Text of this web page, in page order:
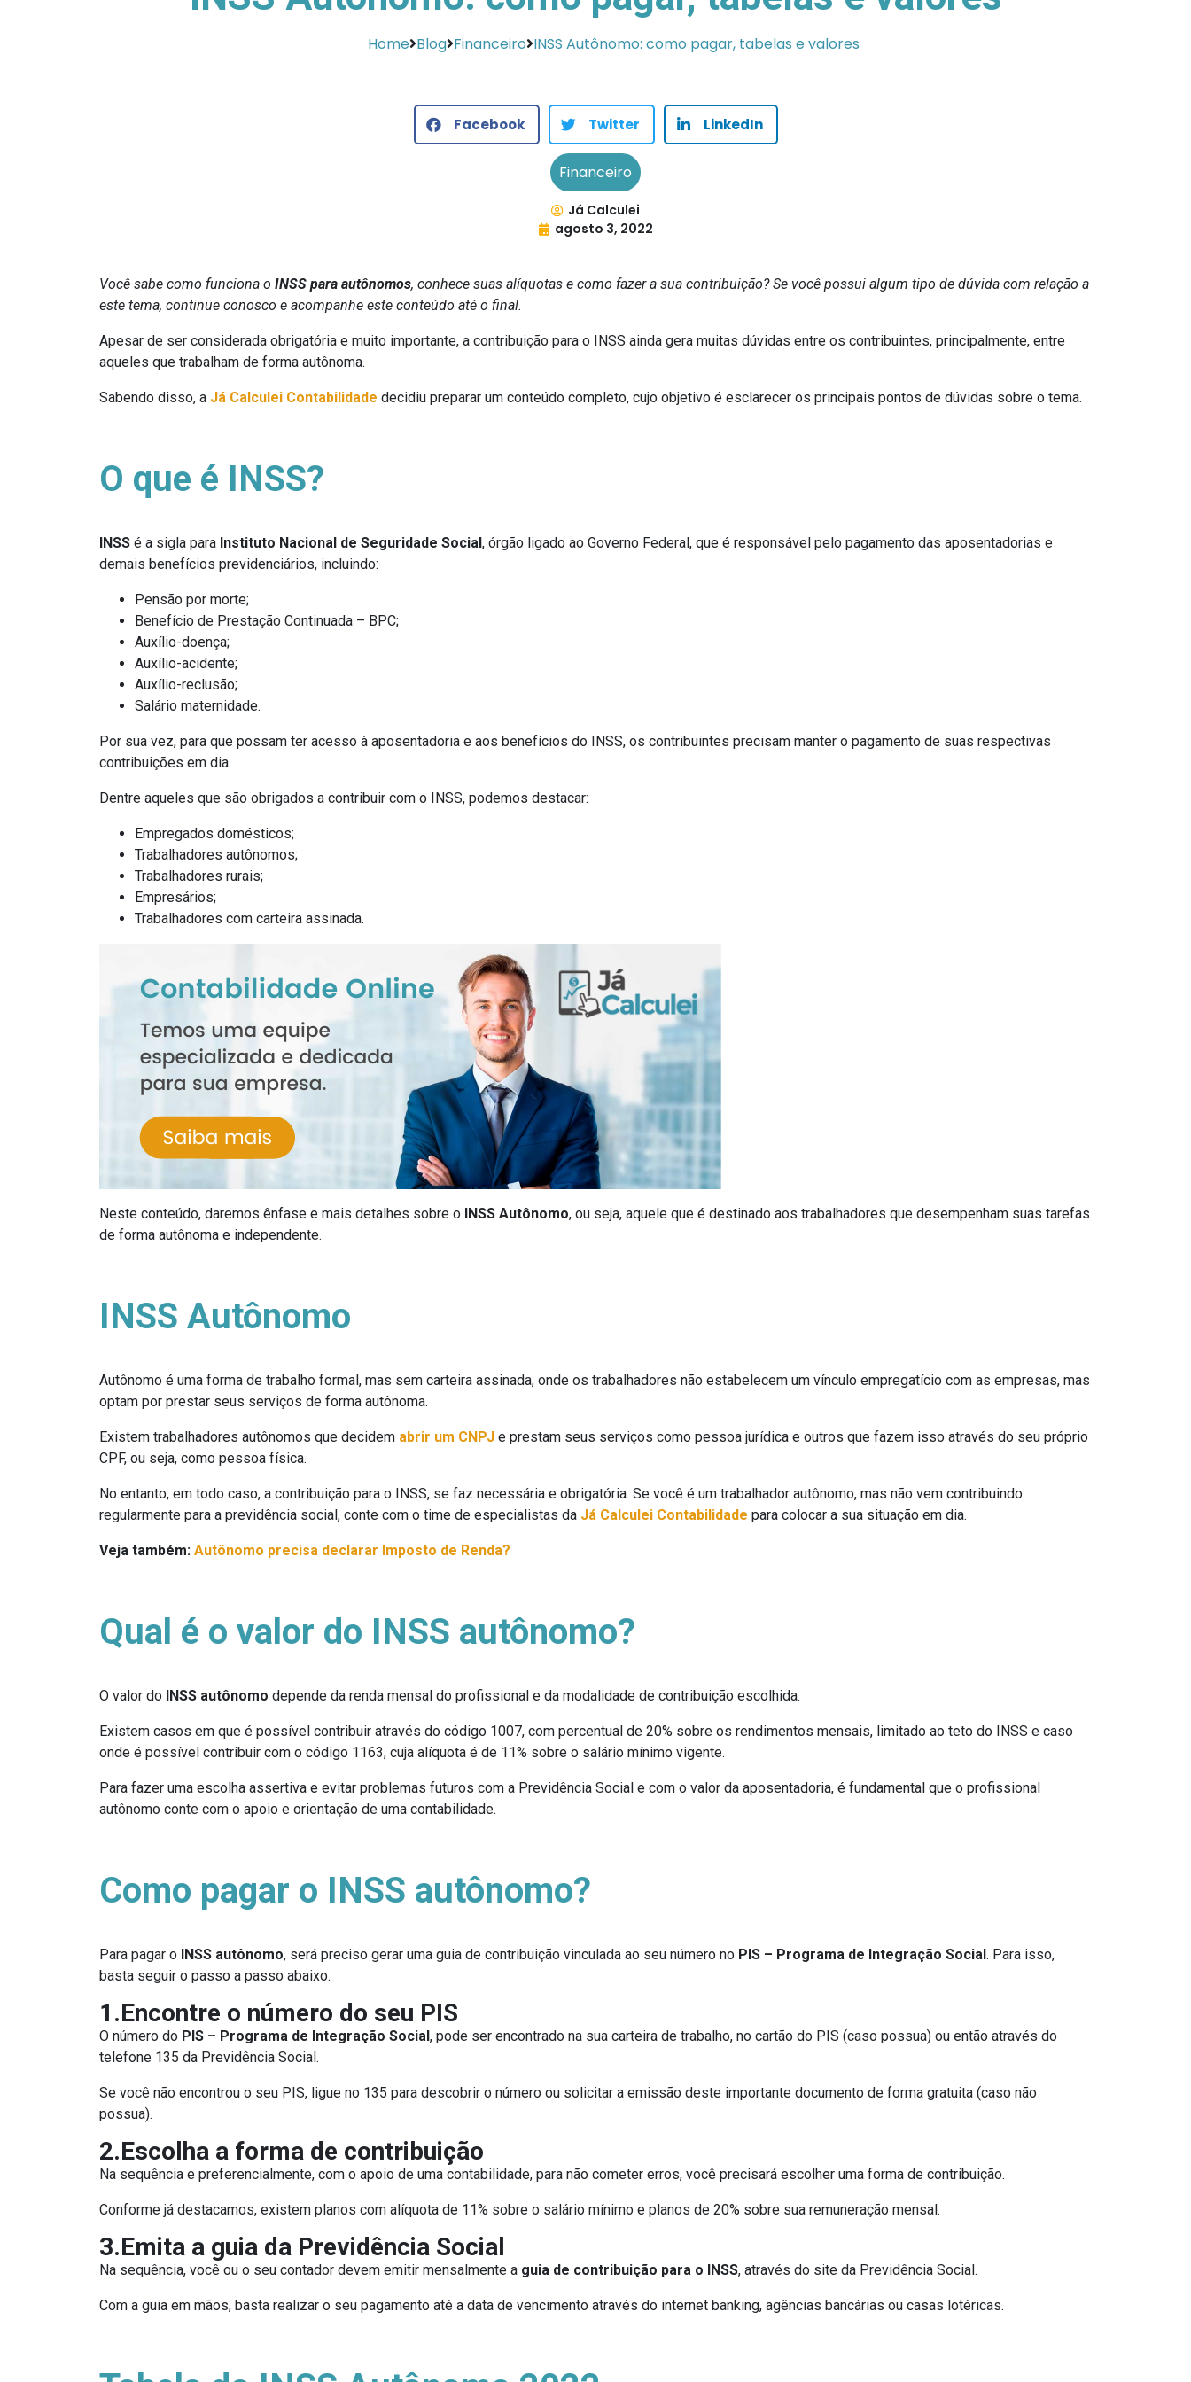
Home Blog Financeiro INSS Autônomo: como pagar, tabelas e valores
Facebook Twitter LinkedIn
Financeiro
Já Calculei
agosto 3, 2022
Você sabe como funciona o INSS para autônomos, conhece suas alíquotas e como fazer a sua contribuição? Se você possui algum tipo de dúvida com relação a
este tema, continue conosco e acompanhe este conteúdo até o final.
Apesar de ser considerada obrigatória e muito importante, a contribuição para o INSS ainda gera muitas dúvidas entre os contribuintes, principalmente, entre
aqueles que trabalham de forma autônoma.
Sabendo disso, a Já Calculei Contabilidade decidiu preparar um conteúdo completo, cujo objetivo é esclarecer os principais pontos de dúvidas sobre o tema.
O que é INSS?
INSS é a sigla para Instituto Nacional de Seguridade Social, órgão ligado ao Governo Federal, que é responsável pelo pagamento das aposentadorias e
demais benefícios previdenciários, incluindo:
Pensão por morte;
Benefício de Prestação Continuada – BPC;
Auxílio-doença;
Auxílio-acidente;
Auxílio-reclusão;
Salário maternidade.
Por sua vez, para que possam ter acesso à aposentadoria e aos benefícios do INSS, os contribuintes precisam manter o pagamento de suas respectivas
contribuições em dia.
Dentre aqueles que são obrigados a contribuir com o INSS, podemos destacar:
Empregados domésticos;
Trabalhadores autônomos;
Trabalhadores rurais;
Empresários;
Trabalhadores com carteira assinada.
Neste conteúdo, daremos ênfase e mais detalhes sobre o INSS Autônomo, ou seja, aquele que é destinado aos trabalhadores que desempenham suas tarefas
de forma autônoma e independente.
INSS Autônomo
Autônomo é uma forma de trabalho formal, mas sem carteira assinada, onde os trabalhadores não estabelecem um vínculo empregatício com as empresas, mas
optam por prestar seus serviços de forma autônoma.
Existem trabalhadores autônomos que decidem abrir um CNPJ e prestam seus serviços como pessoa jurídica e outros que fazem isso através do seu próprio
CPF, ou seja, como pessoa física.
No entanto, em todo caso, a contribuição para o INSS, se faz necessária e obrigatória. Se você é um trabalhador autônomo, mas não vem contribuindo
regularmente para a previdência social, conte com o time de especialistas da Já Calculei Contabilidade para colocar a sua situação em dia.
Veja também: Autônomo precisa declarar Imposto de Renda?
Qual é o valor do INSS autônomo?
O valor do INSS autônomo depende da renda mensal do profissional e da modalidade de contribuição escolhida.
Existem casos em que é possível contribuir através do código 1007, com percentual de 20% sobre os rendimentos mensais, limitado ao teto do INSS e caso
onde é possível contribuir com o código 1163, cuja alíquota é de 11% sobre o salário mínimo vigente.
Para fazer uma escolha assertiva e evitar problemas futuros com a Previdência Social e com o valor da aposentadoria, é fundamental que o profissional
autônomo conte com o apoio e orientação de uma contabilidade.
Como pagar o INSS autônomo?
Para pagar o INSS autônomo, será preciso gerar uma guia de contribuição vinculada ao seu número no PIS – Programa de Integração Social. Para isso,
basta seguir o passo a passo abaixo.
1.Encontre o número do seu PIS
O número do PIS – Programa de Integração Social, pode ser encontrado na sua carteira de trabalho, no cartão do PIS (caso possua) ou então através do
telefone 135 da Previdência Social.
Se você não encontrou o seu PIS, ligue no 135 para descobrir o número ou solicitar a emissão deste importante documento de forma gratuita (caso não
possua).
2.Escolha a forma de contribuição
Na sequência e preferencialmente, com o apoio de uma contabilidade, para não cometer erros, você precisará escolher uma forma de contribuição.
Conforme já destacamos, existem planos com alíquota de 11% sobre o salário mínimo e planos de 20% sobre sua remuneração mensal.
3.Emita a guia da Previdência Social
Na sequência, você ou o seu contador devem emitir mensalmente a guia de contribuição para o INSS, através do site da Previdência Social.
Com a guia em mãos, basta realizar o seu pagamento até a data de vencimento através do internet banking, agências bancárias ou casas lotéricas.